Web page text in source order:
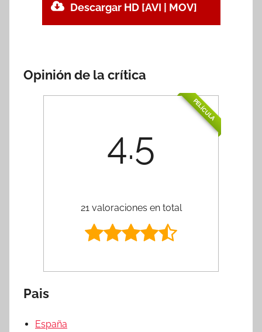
Descargar HD [AVI | MOV]
Opinión de la crítica
PELÍCULA
4.5
21 valoraciones en total
Pais
España